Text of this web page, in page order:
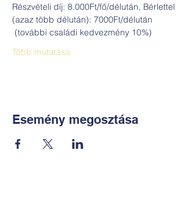
Részvételi díj: 8.000Ft/fő/délután, Bérlettel
(azaz több délután): 7000Ft/délután
(további családi kedvezmény 10%)
Több mutatása
Esemény megosztása